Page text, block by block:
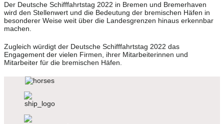
Der Deutsche Schifffahrtstag 2022 in Bremen und Bremerhaven
wird den Stellenwert und die Bedeutung der bremischen Häfen in
besonderer Weise weit über die Landesgrenzen hinaus erkennbar
machen.
Zugleich würdigt der Deutsche Schifffahrtstag 2022 das
Engagement der vielen Firmen, ihrer Mitarbeiterinnen und
Mitarbeiter für die bremischen Häfen.